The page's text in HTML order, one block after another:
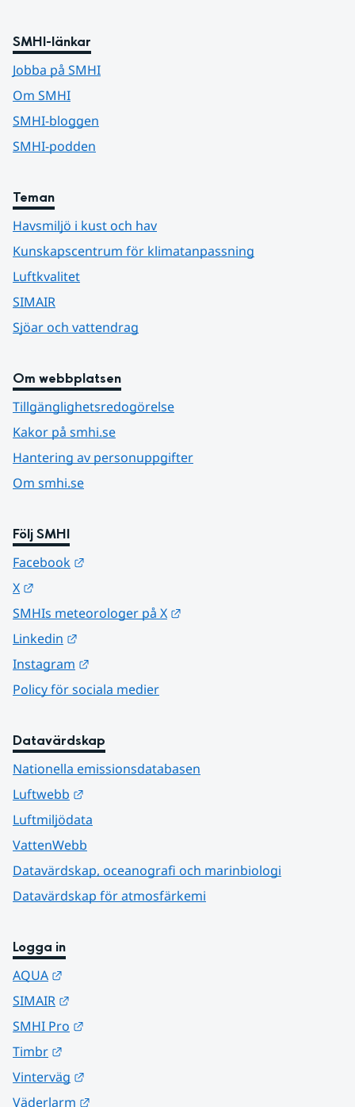
SMHI-länkar
Jobba på SMHI
Om SMHI
SMHI-bloggen
SMHI-podden
Teman
Havsmiljö i kust och hav
Kunskapscentrum för klimatanpassning
Luftkvalitet
SIMAIR
Sjöar och vattendrag
Om webbplatsen
Tillgänglighetsredogörelse
Kakor på smhi.se
Hantering av personuppgifter
Om smhi.se
Följ SMHI
Facebook
X
SMHIs meteorologer på X
Linkedin
Instagram
Policy för sociala medier
Datavärdskap
Nationella emissionsdatabasen
Luftwebb
Luftmiljödata
VattenWebb
Datavärdskap, oceanografi och marinbiologi
Datavärdskap för atmosfärkemi
Logga in
AQUA
SIMAIR
SMHI Pro
Timbr
Vinterväg
Väderlarm